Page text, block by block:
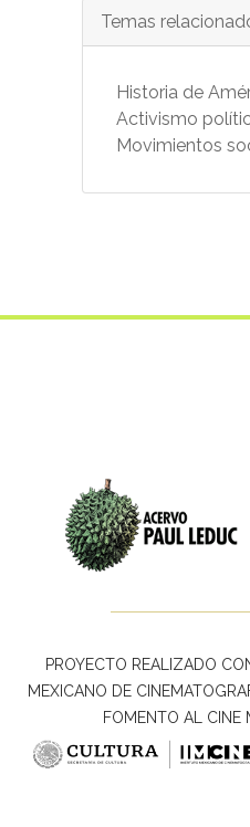
Temas
Historia de
Activismo
Movimientos
PROYECTO REALIZADO
MEXICANO DE
FOMENTO AL CINE